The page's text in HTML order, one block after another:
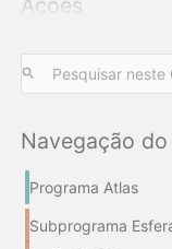
Navegação
Programa Atlas
Subprograma